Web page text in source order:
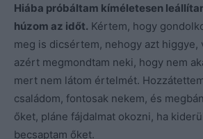
Hiába próbáltam kíméletesen
húzom az időt. Kértem, hogy
meg is dicsértem, nehogy azt higgye,
azért megmondtam neki, hogy nem
mert nem látom értelmét.
családom, fontosak nekem, és
őket, pláne fájdalmat okozni, ha
becsaptam őket.